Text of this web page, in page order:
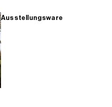
Ausstellungsware